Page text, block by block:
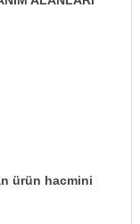
ürün hacmini